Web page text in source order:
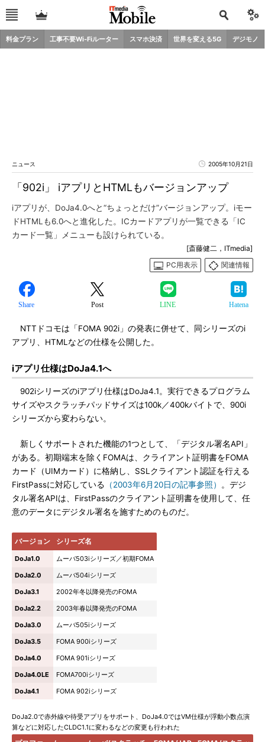
料金プラン 工事不要Wi-Fiルーター スマホ決済 世界を変える5G デジモノ
ニュース 2005年10月21日
「902i」 iアプリとHTMLもバージョンアップ
iアプリが、DoJa4.0へと“ちょっとだけ”バージョンアップ。iモー
ドHTMLも6.0へと進化した。ICカードアプリが一覧できる「IC
カード一覧」メニューも設けられている。
[斎藤健二，ITmedia]
PC用表示
関連情報
Share Post LINE Hatena
NTTドコモは「FOMA 902i」の発表に併せて、同シリーズのi
アプリ、HTMLなどの仕様を公開した。
iアプリ仕様はDoJa4.1へ
902iシリーズのiアプリ仕様はDoJa4.1。実行できるプログラム
サイズやスクラッチパッドサイズは100k／400kバイトで、900i
シリーズから変わらない。
新しくサポートされた機能の1つとして、「デジタル署名API」
がある。初期端末を除くFOMAは、クライアント証明書をFOMA
カード（UIMカード）に格納し、SSLクライアント認証を行える
FirstPassに対応している （2003年6月20日の記事参照）
。デジ
タル署名APIは、FirstPassのクライアント証明書を使用して、任
意のデータにデジタル署名を施すためのものだ。
バージョン シリーズ名
DoJa1.0
ムーバ503iシリーズ／初期FOMA
DoJa2.0
ムーバ504iシリーズ
DoJa3.1
2002年冬以降発売のFOMA
DoJa2.2
2003年春以降発売のFOMA
DoJa3.0
ムーバ505iシリーズ
DoJa3.5
FOMA 900iシリーズ
DoJa4.0
FOMA 901iシリーズ
DoJa4.0LE
FOMA700iシリーズ
DoJa4.1
FOMA 902iシリーズ
DoJa2.0で赤外線や待受アプリをサポート、DoJa4.0ではVM仕様が浮動小数点演
算などに対応したCLDC1.1に変わるなどの変更も行われた